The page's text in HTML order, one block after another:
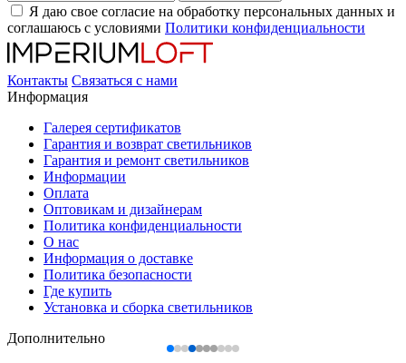
Я даю свое согласие на обработку персональных данных и
соглашаюсь с условиями Политики конфиденциальности
Контакты Связаться с нами
Информация
Галерея сертификатов
Гарантия и возврат светильников
Гарантия и ремонт светильников
Информации
Оплата
Оптовикам и дизайнерам
Политика конфиденциальности
О нас
Информация о доставке
Политика безопасности
Где купить
Установка и сборка светильников
Дополнительно